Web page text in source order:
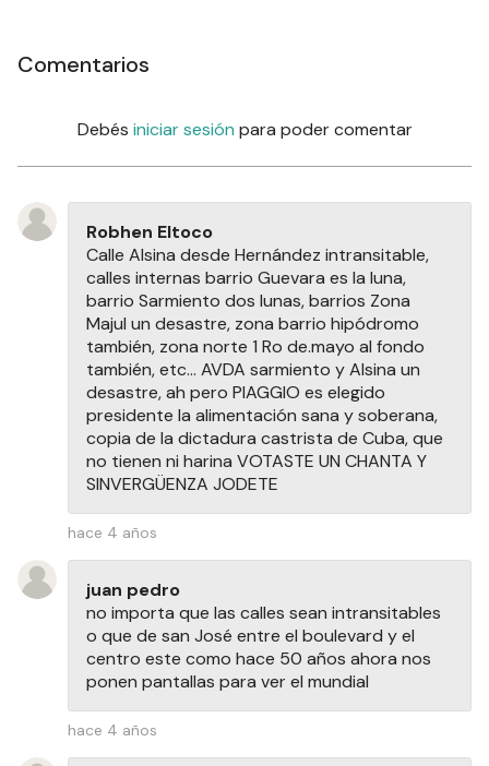
Comentarios
Debés iniciar sesión para poder comentar
Robhen Eltoco
Calle Alsina desde Hernández intransitable,
calles internas barrio Guevara es la luna,
barrio Sarmiento dos lunas, barrios Zona
Majul un desastre, zona barrio hipódromo
también, zona norte 1 Ro de.mayo al fondo
también, etc... AVDA sarmiento y Alsina un
desastre, ah pero PIAGGIO es elegido
presidente la alimentación sana y soberana,
copia de la dictadura castrista de Cuba, que
no tienen ni harina VOTASTE UN CHANTA Y
SINVERGÜENZA JODETE
hace 4 años
juan pedro
no importa que las calles sean intransitables
o que de san José entre el boulevard y el
centro este como hace 50 años ahora nos
ponen pantallas para ver el mundial
hace 4 años